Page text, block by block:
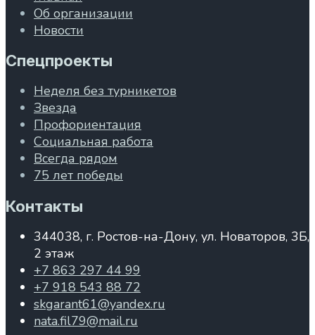
Об организации
Новости
Спецпроекты
Неделя без турникетов
Звезда
Профориентация
Социальная работа
Всегда рядом
75 лет победы
Контакты
344038, г. Ростов-на-Дону, ул. Новаторов, 3Б,
2 этаж
+7 863 297 44 99
+7 918 543 88 72
skgarant61@yandex.ru
nata.fil79@mail.ru